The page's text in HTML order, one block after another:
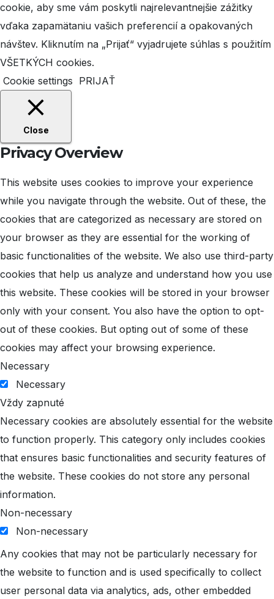
cookie, aby sme vám poskytli najrelevantnejšie zážitky
vďaka zapamätaniu vašich preferencií a opakovaných
návštev. Kliknutím na „Prijať“ vyjadrujete súhlas s použitím
VŠETKÝCH cookies.
Cookie settings PRIJAŤ
Close
Privacy Overview
This website uses cookies to improve your experience
while you navigate through the website. Out of these, the
cookies that are categorized as necessary are stored on
your browser as they are essential for the working of
basic functionalities of the website. We also use third-party
cookies that help us analyze and understand how you use
this website. These cookies will be stored in your browser
only with your consent. You also have the option to opt-
out of these cookies. But opting out of some of these
cookies may affect your browsing experience.
Necessary
Necessary
Vždy zapnuté
Necessary cookies are absolutely essential for the website
to function properly. This category only includes cookies
that ensures basic functionalities and security features of
the website. These cookies do not store any personal
information.
Non-necessary
Non-necessary
Any cookies that may not be particularly necessary for
the website to function and is used specifically to collect
user personal data via analytics, ads, other embedded